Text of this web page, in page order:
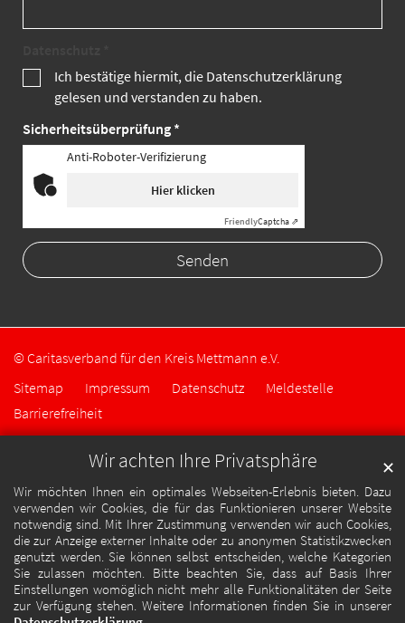
Wir achten Ihre Privatsphäre
Wir möchten Ihnen ein optimales Webseiten-Erlebnis bieten. Dazu
verwenden wir Cookies, die für das Funktionieren unserer Website
notwendig sind. Mit Ihrer Zustimmung verwenden wir auch Cookies,
die zur Anzeige externer Inhalte oder zu anonymen Statistikzwecken
genutzt werden. Sie können selbst entscheiden, welche Kategorien
Sie zulassen möchten. Bitte beachten Sie, dass auf Basis Ihrer
Einstellungen womöglich nicht mehr alle Funktionalitäten der Seite
zur Verfügung stehen. Weitere Informationen finden Sie in unserer
✕
Ich bestätige hiermit, die Datenschutzerklärung
gelesen und verstanden zu haben.
Sicherheitsüberprüfung *
Anti-Roboter-Verifizierung
Hier klicken
FriendlyCaptcha ⇗
© Caritasverband für den Kreis Mettmann e.V.
Sitemap
Impressum Datenschutz
Meldestelle
Barrierefreiheit